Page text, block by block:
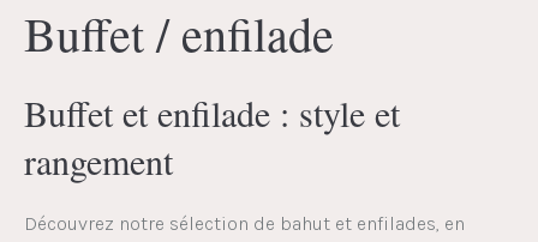
Buffet / enfilade
Buffet et enfilade : style et
rangement
Découvrez notre sélection de bahut et enfilades, en